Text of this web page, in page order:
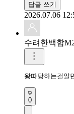
답글 쓰기
2026.07.06
수려한백합
왕따당하는걸
0